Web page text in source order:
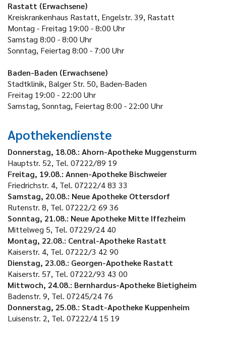
Rastatt (Erwachsene)
Kreiskrankenhaus Rastatt, Engelstr. 39, Rastatt
Montag - Freitag 19:00 - 8:00 Uhr
Samstag 8:00 - 8:00 Uhr
Sonntag, Feiertag 8:00 - 7:00 Uhr
Baden-Baden (Erwachsene)
Stadtklinik, Balger Str. 50, Baden-Baden
Freitag 19:00 - 22:00 Uhr
Samstag, Sonntag, Feiertag 8:00 - 22:00 Uhr
Apothekendienste
Donnerstag, 18.08.: Ahorn-Apotheke Muggensturm
Hauptstr. 52, Tel. 07222/89 19
Freitag, 19.08.: Annen-Apotheke Bischweier
Friedrichstr. 4, Tel. 07222/4 83 33
Samstag, 20.08.: Neue Apotheke Ottersdorf
Rutenstr. 8, Tel. 07222/2 69 36
Sonntag, 21.08.: Neue Apotheke Mitte Iffezheim
Mittelweg 5, Tel. 07229/24 40
Montag, 22.08.: Central-Apotheke Rastatt
Kaiserstr. 4, Tel. 07222/3 42 90
Dienstag, 23.08.: Georgen-Apotheke Rastatt
Kaiserstr. 57, Tel. 07222/93 43 00
Mittwoch, 24.08.: Bernhardus-Apotheke Bietigheim
Badenstr. 9, Tel. 07245/24 76
Donnerstag, 25.08.: Stadt-Apotheke Kuppenheim
Luisenstr. 2, Tel. 07222/4 15 19